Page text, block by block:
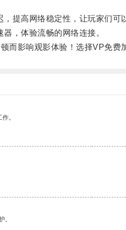
高网络稳定性，让玩家们可
，体验流畅的网络连接。
影响观影体验！选择VP免费
。
。